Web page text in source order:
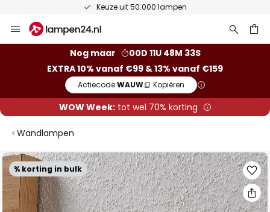
Keuze uit 50.000 lampen
naar
Nog maar
00D 11U 48M 32S
EXTRA 10% vanaf €99 & 13% vanaf €159
Actiecode:WAUW Kopiëren
WOW Week:tot wel 70% korting
Wandlampen
% korting in bulk
Ga
naar
het
einde